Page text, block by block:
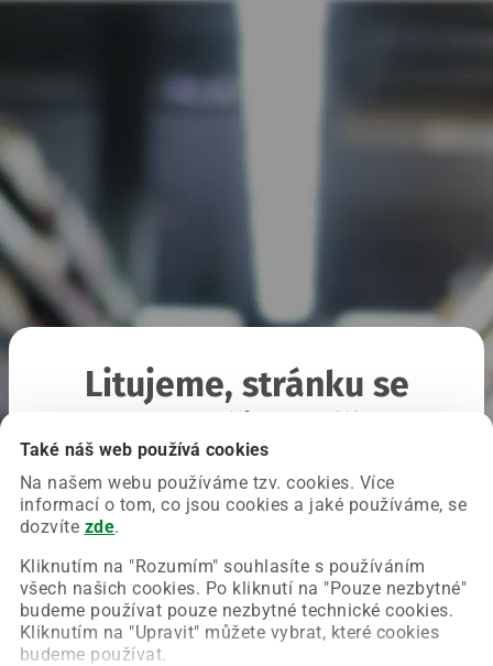
Také náš web používá cookies
Na našem webu používáme tzv. cookies. Více
informací o tom, co jsou cookies a jaké používáme, se
dozvíte zde.
Kliknutím na "Rozumím" souhlasíte s používáním
všech našich cookies. Po kliknutí na "Pouze nezbytné"
budeme používat pouze nezbytné technické cookies.
Kliknutím na "Upravit" můžete vybrat, které cookies
budeme používat.
Litujeme, stránku se
Chyba nastala na naší straně a už ji opravujeme.
Zkuste prosím znovu načíst požadovanou stránku.
Obnovit stránku Úvodní strana